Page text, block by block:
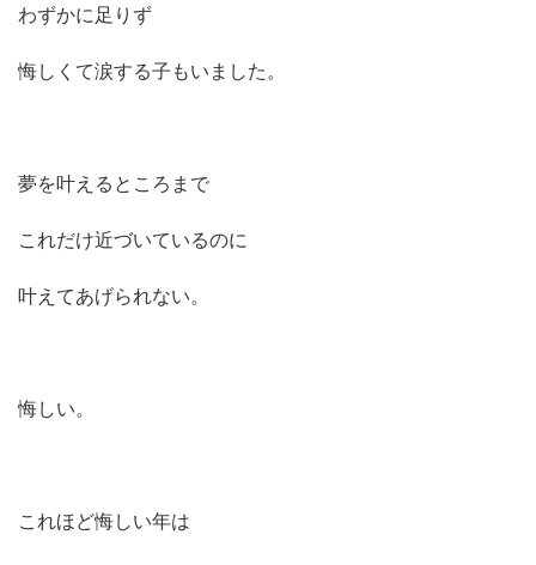
わずかに足りず
悔しくて涙する子もいました。
夢を叶えるところまで
これだけ近づいているのに
叶えてあげられない。
悔しい。
これほど悔しい年は